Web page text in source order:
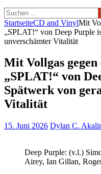
Suchen
nach:
StartseiteCD and VinylMit
„SPLAT!“ von Deep Purple
unverschämter Vitalität
Mit Vollgas
„SPLAT!“ von
Spätwerk von
Vitalität
15. Juni 2026 Dylan C.
Deep Purple: (v.l.)
Airey, Ian Gillan,